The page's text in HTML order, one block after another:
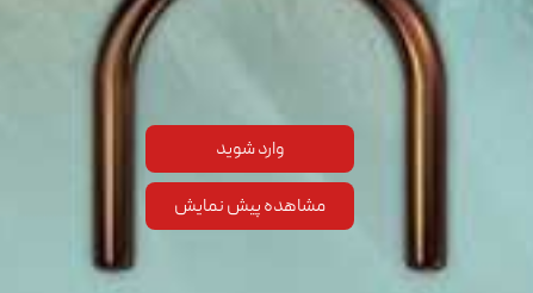
وارد شوید
مشاهده پیش نمایش